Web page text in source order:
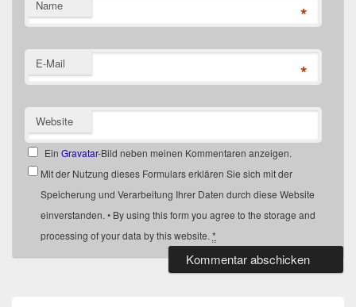
Name *
E-Mail *
Website
EinGravatar-Bild neben meinen Kommentaren anzeigen.
Mit der Nutzung dieses Formulars erklären Sie sich mit der
Speicherung und Verarbeitung Ihrer Daten durch diese Website
einverstanden. • By using this form you agree to the storage and
processing of your data by this website. *